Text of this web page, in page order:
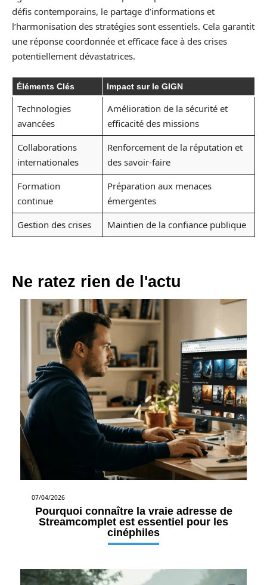
défis contemporains, le partage d’informations et
l’harmonisation des stratégies sont essentiels. Cela garantit
une réponse coordonnée et efficace face à des crises
potentiellement dévastatrices.
Éléments Clés Impact sur le GIGN
Technologies
avancées
Amélioration de la sécurité et
efficacité des missions
Collaborations
internationales
Renforcement de la réputation et
des savoir-faire
Formation
continue
Préparation aux menaces
émergentes
Gestion des crises
Maintien de la confiance publique
Ne ratez rien de l'actu
07/04/2026
Pourquoi connaître la vraie adresse de
Streamcomplet est essentiel pour les
cinéphiles